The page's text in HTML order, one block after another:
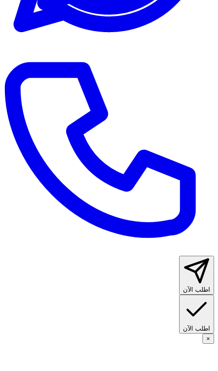
اطلب الآن
اطلب الآن
×